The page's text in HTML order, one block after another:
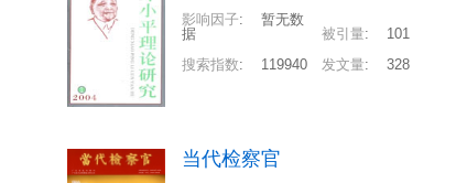
影响因子:
暂无数
据
被引量:
101
搜索指数: 119940 发文量: 328
当代检察官